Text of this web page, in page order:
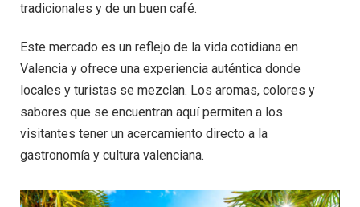
tradicionales y de un buen café.
Este mercado es un reflejo de la vida cotidiana en
Valencia y ofrece una experiencia auténtica donde
locales y turistas se mezclan. Los aromas, colores y
sabores que se encuentran aquí permiten a los
visitantes tener un acercamiento directo a la
gastronomía y cultura valenciana.